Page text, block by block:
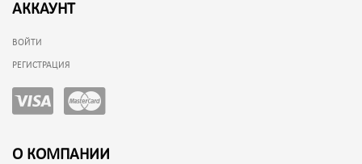
АККАУНТ
ВОЙТИ
РЕГИСТРАЦИЯ
О КОМПАНИИ